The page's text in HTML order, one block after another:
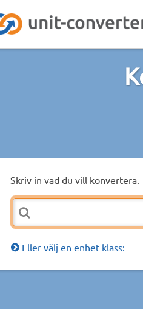
Skriv in vad du vill konvertera.
Eller välj en enhet klass: